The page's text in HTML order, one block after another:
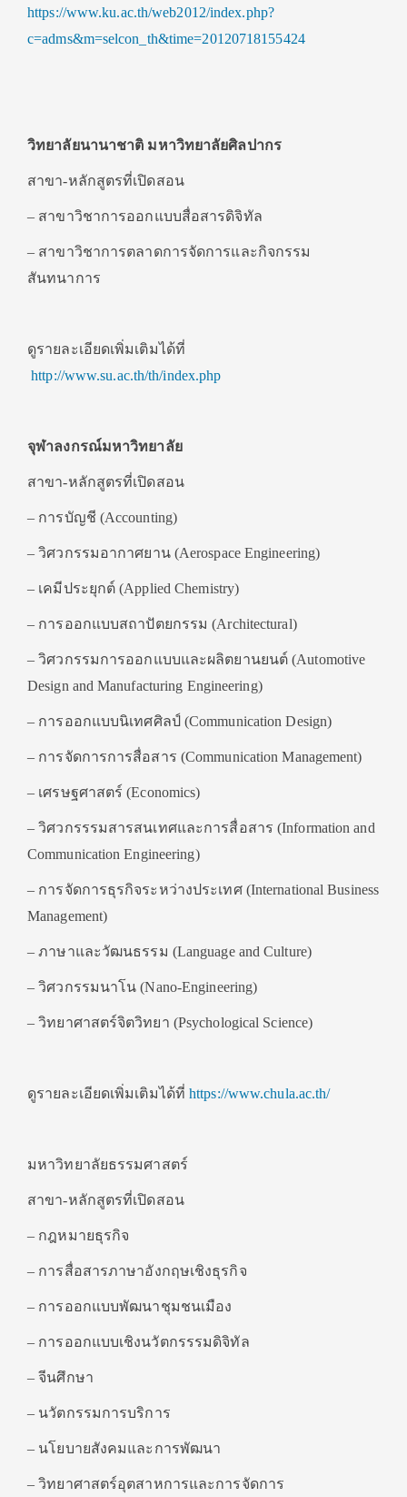
https://www.ku.ac.th/web2012/index.php?
c=adms&m=selcon_th&time=20120718155424
วิทยาลัยนานาชาติ มหาวิทยาลัยศิลปากร
สาขา-หลักสูตรที่เปิดสอน
– สาขาวิชาการออกแบบสื่อสารดิจิทัล
– สาขาวิชาการตลาดการจัดการและกิจกรรม
สันทนาการ
ดูรายละเอียดเพิ่มเติมได้ที่
http://www.su.ac.th/th/index.php
จุฬาลงกรณ์มหาวิทยาลัย
สาขา-หลักสูตรที่เปิดสอน
– การบัญชี (Accounting)
– วิศวกรรมอากาศยาน (Aerospace Engineering)
– เคมีประยุกต์ (Applied Chemistry)
– การออกแบบสถาปัตยกรรม (Architectural)
– วิศวกรรมการออกแบบและผลิตยานยนต์ (Automotive
Design and Manufacturing Engineering)
– การออกแบบนิเทศศิลป์ (Communication Design)
– การจัดการการสื่อสาร (Communication Management)
– เศรษฐศาสตร์ (Economics)
– วิศวกรรรมสารสนเทศและการสื่อสาร (Information and
Communication Engineering)
– การจัดการธุรกิจระหว่างประเทศ (International Business
Management)
– ภาษาและวัฒนธรรม (Language and Culture)
– วิศวกรรมนาโน (Nano-Engineering)
– วิทยาศาสตร์จิตวิทยา (Psychological Science)
ดูรายละเอียดเพิ่มเติมได้ที่https://www.chula.ac.th/
มหาวิทยาลัยธรรมศาสตร์
สาขา-หลักสูตรที่เปิดสอน
– กฎหมายธุรกิจ
– การสื่อสารภาษาอังกฤษเชิงธุรกิจ
– การออกแบบพัฒนาชุมชนเมือง
– การออกแบบเชิงนวัตกรรรมดิจิทัล
– จีนศึกษา
– นวัตกรรมการบริการ
– นโยบายสังคมและการพัฒนา
– วิทยาศาสตร์อุตสาหการและการจัดการ